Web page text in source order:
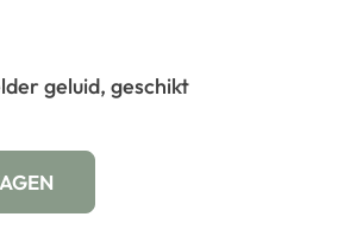
geluid, geschikt